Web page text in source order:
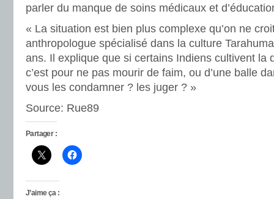
parler du manque de soins médicaux et
« La situation est bien plus complexe qu’on ne
anthropologue spécialisé dans la culture
ans. Il explique que si certains Indiens cultivent la
c’est pour ne pas mourir de faim, ou d’une balle
vous les condamner ? les juger ? »
Source: Rue89
Partager :
J’aime ça :